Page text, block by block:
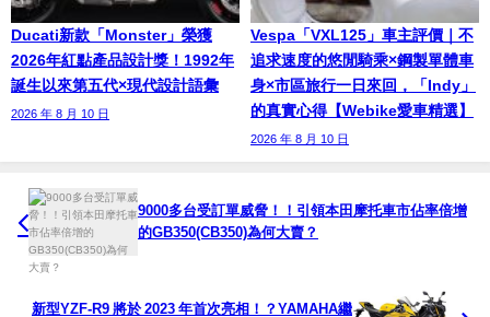
Ducati新款「Monster」榮獲
2026年紅點產品設計獎！1992年
誕生以來第五代×現代設計語彙
2026 年 8 月 10 日
Vespa「VXL125」車主評價｜不
追求速度的悠閒騎乘×鋼製單體車
身×市區旅行一日來回，「Indy」
的真實心得【Webike愛車精選】
2026 年 8 月 10 日
9000多台受訂單威脅！！引領本田摩托車市佔率倍增
的GB350(CB350)為何大賣？
新型YZF-R9 將於 2023 年首次亮相！？YAMAHA繼